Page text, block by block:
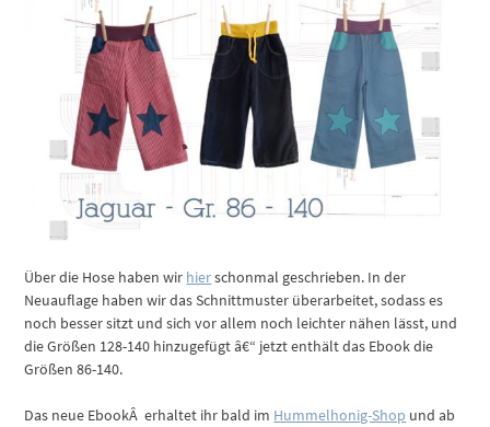
Über die Hose haben wir hierschonmal geschrieben. In der
Neuauflage haben wir das Schnittmuster überarbeitet, sodass es
noch besser sitzt und sich vor allem noch leichter nähen lässt, und
die Größen 128-140 hinzugefügt â€“ jetzt enthält das Ebook die
Größen 86-140.
Das neue EbookÂ erhaltet ihr bald im Hummelhonig-Shop und ab